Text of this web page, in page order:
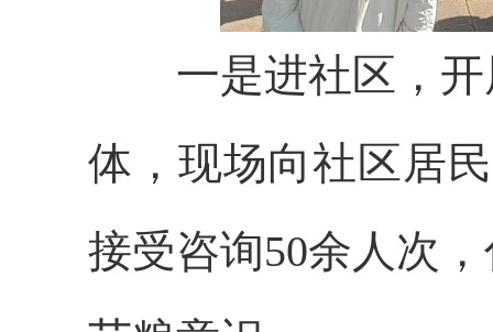
一是进社区，开
体，现场向社区居
接受咨询50余人次